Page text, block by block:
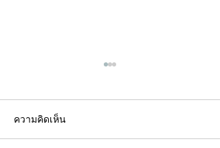
ความคิดเห็น